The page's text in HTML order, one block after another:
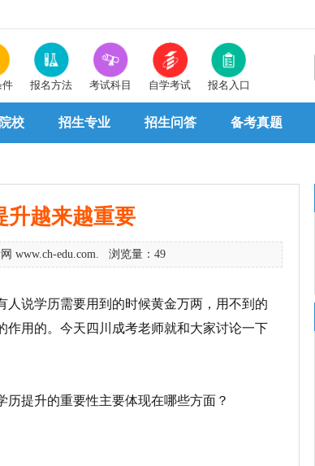
件 报名方法 考试科目 自学考试 报名入口
校 招生专业 招生问答 备考真题
升越来越重要
www.ch-edu.com. 浏览量：49
说学历需要用到的时候黄金万两，用不到的
作用的。今天四川成考老师就和大家讨论一下
提升的重要性主要体现在哪些方面？